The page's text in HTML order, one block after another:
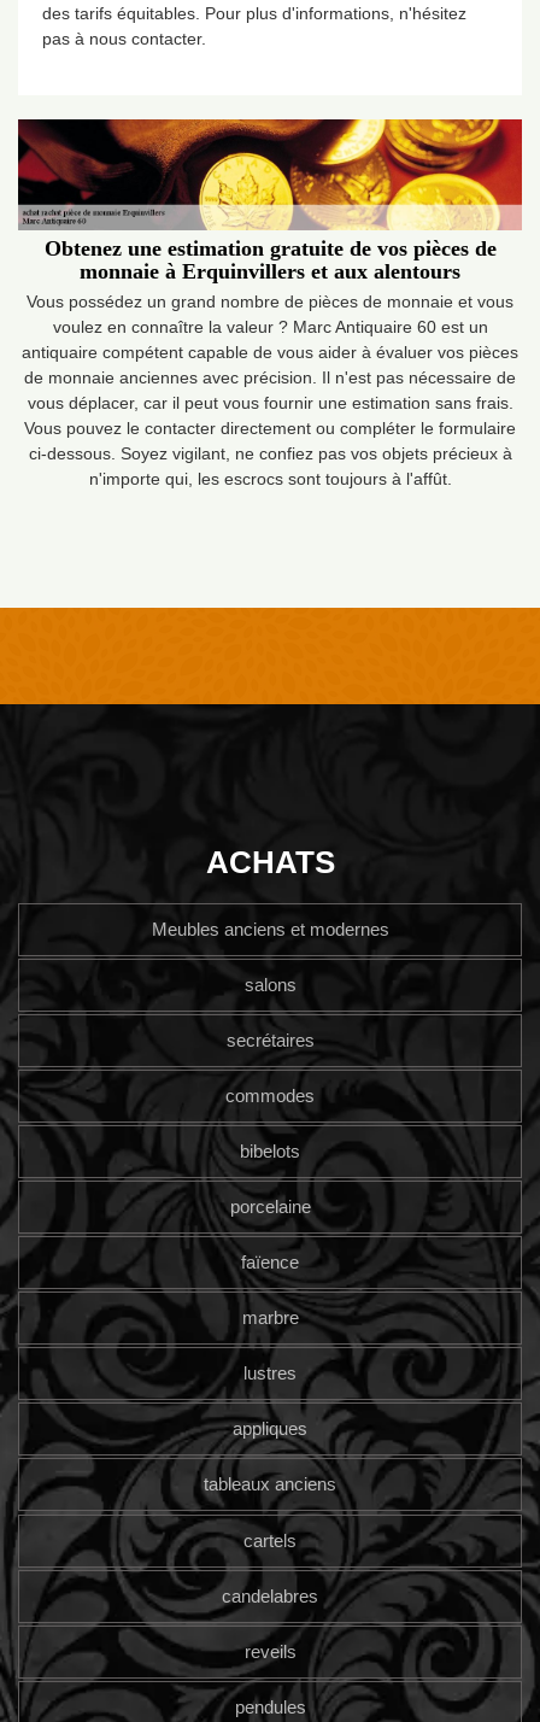
des tarifs équitables. Pour plus d'informations, n'hésitez
pas à nous contacter.
Obtenez une estimation gratuite de vos pièces de
monnaie à Erquinvillers et aux alentours
Vous possédez un grand nombre de pièces de monnaie et vous
voulez en connaître la valeur ? Marc Antiquaire 60 est un
antiquaire compétent capable de vous aider à évaluer vos pièces
de monnaie anciennes avec précision. Il n'est pas nécessaire de
vous déplacer, car il peut vous fournir une estimation sans frais.
Vous pouvez le contacter directement ou compléter le formulaire
ci-dessous. Soyez vigilant, ne confiez pas vos objets précieux à
n'importe qui, les escrocs sont toujours à l'affût.
ACHATS
Meubles anciens et modernes
salons
secrétaires
commodes
bibelots
porcelaine
faïence
marbre
lustres
appliques
tableaux anciens
cartels
candelabres
reveils
pendules